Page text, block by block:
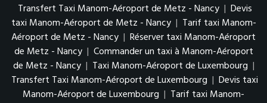
Transfert Taxi Manom-Aéroport de Metz - Nancy | Devis
taxi Manom-Aéroport de Metz - Nancy | Tarif taxi Manom-
Aéroport de Metz - Nancy | Réserver taxi Manom-Aéroport
de Metz - Nancy | Commander un taxi à Manom-Aéroport
de Metz - Nancy | Taxi Manom-Aéroport de Luxembourg |
Transfert Taxi Manom-Aéroport de Luxembourg | Devis taxi
Manom-Aéroport de Luxembourg | Tarif taxi Manom-